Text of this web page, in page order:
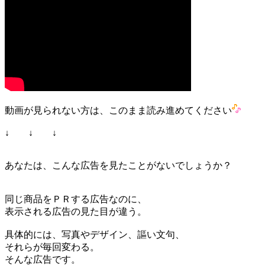
動画が見られない方は、このまま読み進めてください
↓ ↓ ↓
あなたは、こんな広告を見たことがないでしょうか？
同じ商品をＰＲする広告なのに、
表示される広告の見た目が違う。
具体的には、写真やデザイン、謳い文句、
それらが毎回変わる。
そんな広告です。